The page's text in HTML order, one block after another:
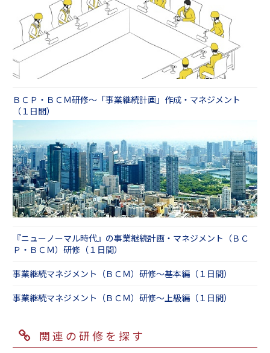
ＢＣＰ・ＢＣＭ研修～「事業継続計画」作成・マネジメント
（１日間）
『ニューノーマル時代』の事業継続計画・マネジメント（ＢＣ
Ｐ・ＢＣＭ）研修（１日間）
事業継続マネジメント（ＢＣＭ）研修～基本編（１日間）
事業継続マネジメント（ＢＣＭ）研修～上級編（１日間）
関連の研修を探す